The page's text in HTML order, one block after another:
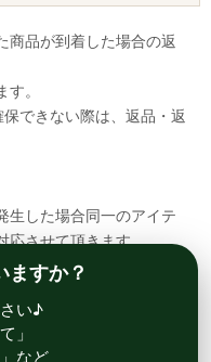
商品が到着した場合の返
。
できない際は、返品・返
生した場合同一のアイテ
応させて頂きます。
く必要が御座いますので
ますか？
い♪
」
など